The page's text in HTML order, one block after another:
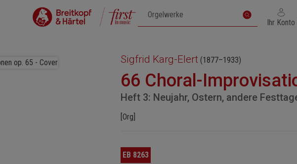
Ihr Konto
Sigfrid Karg-Elert (1877–1933)
66 Choral-
Heft 3: Neujahr, Ostern, andere
[Org]
EB 8263